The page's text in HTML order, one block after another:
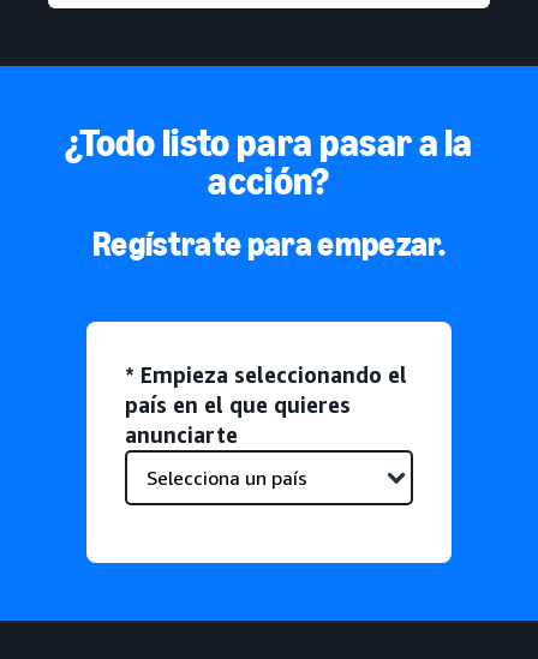
¿Todo listo para pasar a la
acción?
Regístrate para empezar.
* Empieza seleccionando el
país en el que quieres
anunciarte